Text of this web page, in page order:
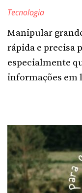
Tecnologia
Manipular
rápida e precisa
especialmente
informações